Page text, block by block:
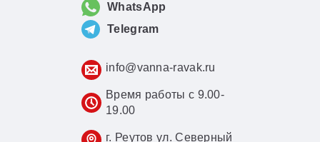
WhatsApp
Telegram
info@vanna-ravak.ru
Время работы с 9.00-
19.00
г. Реутов ул. Северный